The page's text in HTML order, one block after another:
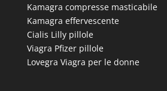
Kamagra compresse masticabile
Kamagra effervescente
Cialis Lilly pillole
Viagra Pfizer pillole
Lovegra Viagra per le donne